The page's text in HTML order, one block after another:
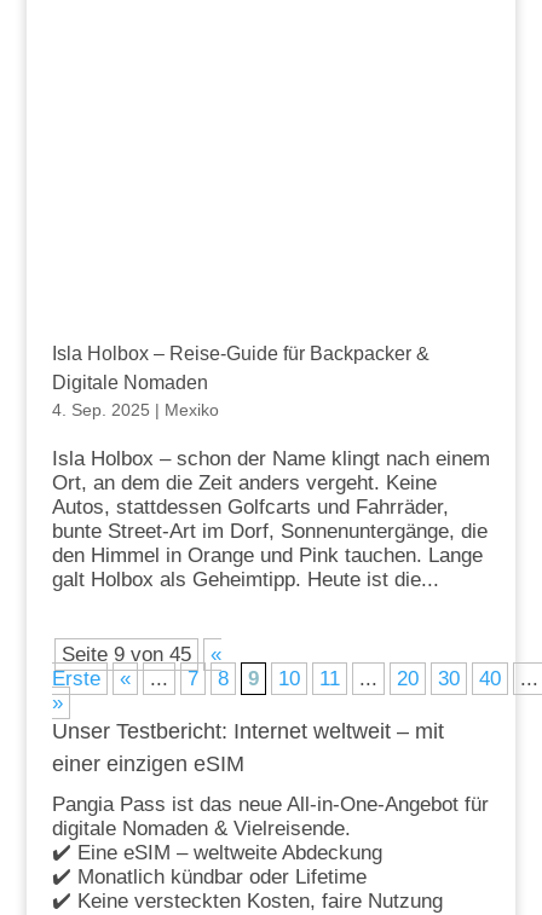
Isla Holbox – Reise-Guide für Backpacker &
Digitale Nomaden
4. Sep. 2025 | Mexiko
Isla Holbox – schon der Name klingt nach einem
Ort, an dem die Zeit anders vergeht. Keine
Autos, stattdessen Golfcarts und Fahrräder,
bunte Street-Art im Dorf, Sonnenuntergänge, die
den Himmel in Orange und Pink tauchen. Lange
galt Holbox als Geheimtipp. Heute ist die...
Seite 9 von 45
«
Erste
« ... 7 8 9 10 11 ... 20 30 40
...
»
Unser Testbericht: Internet weltweit – mit
einer einzigen eSIM
Pangia Pass ist das neue All-in-One-Angebot für
digitale Nomaden & Vielreisende.
✔️ Eine eSIM – weltweite Abdeckung
✔️ Monatlich kündbar oder Lifetime
✔️ Keine versteckten Kosten, faire Nutzung